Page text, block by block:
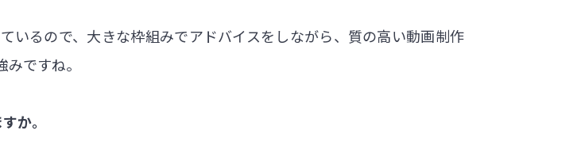
いるので、大きな枠組みでアドバイスをしながら、質の高い動画制作
ですね。
か。